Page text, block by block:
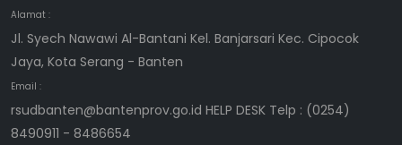
Alamat :
Jl. Syech Nawawi Al-Bantani Kel. Banjarsari Kec. Cipocok
Jaya, Kota Serang - Banten
Email :
rsudbanten@bantenprov.go.id HELP DESK Telp : (0254)
8490911 - 8486654